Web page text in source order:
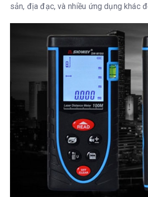
sản, địa đạc, và nhiều ứng dụng khác